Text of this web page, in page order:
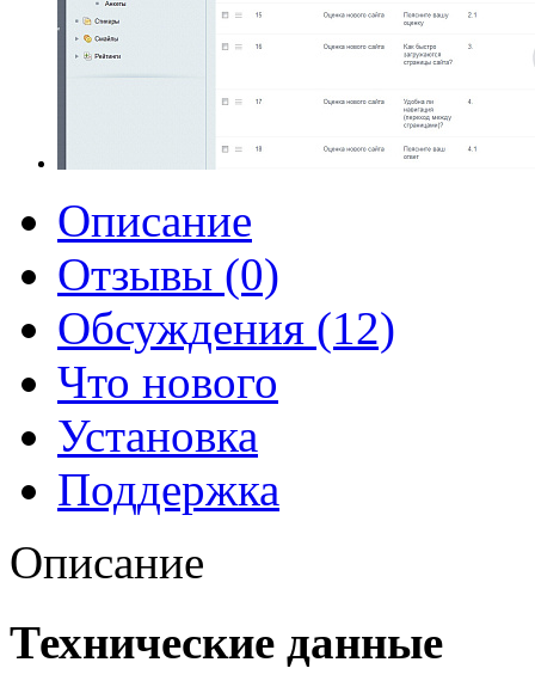
Описание
Отзывы (0)
Обсуждения (12)
Что нового
Установка
Поддержка
Описание
Технические данные